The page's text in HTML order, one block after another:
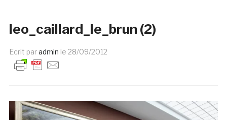
leo_caillard_le_brun (2)
Ecrit paradmin le 28/09/2012